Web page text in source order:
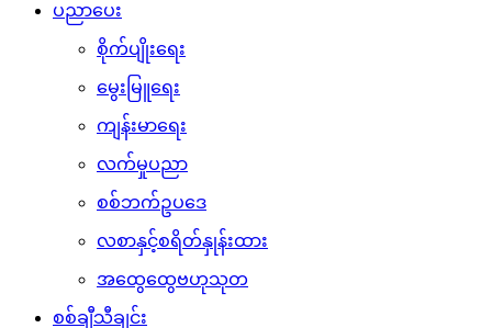
ပညာပေး
စိုက်ပျိုးရေး
မွေးမြူရေး
ကျန်းမာရေး
လက်မှုပညာ
စစ်ဘက်ဥပဒေ
လစာနှင့်စရိတ်နှုန်းထား
အထွေထွေဗဟုသုတ
စစ်ချီသီချင်း